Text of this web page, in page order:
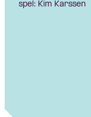
spel: Kim Karssen